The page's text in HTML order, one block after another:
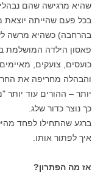
שהיא מרגישה שהם
בכל פעם שהייתה יוצאת
בהרחבה) כשהיא מרשה
פאסון הילדה המושלמת
כועסים, צועקים,
והבהלה מחריפה את
יותר – ההורים עוד
כך נוצר כדור שלג.
ברגע שהתחילו לפחד
איך לפתור אותו.
אז מה הפתרון?